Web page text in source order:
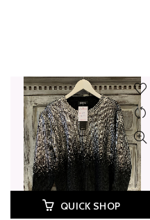
QUICK SHOP